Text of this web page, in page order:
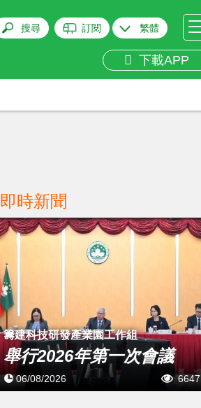
搜尋 訂閱 繁體
下載APP
即時新聞
籌建科技研發產業園工作組
舉行2026年第一次會議
06/08/2026 6647